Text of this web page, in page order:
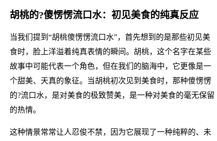
胡桃的?傻愣愣流口水：初见美食的纯真反应
当我们提到“胡桃傻愣愣流口水”，首先想到的是那些初见美
食时，脸上洋溢着纯真表情的瞬间。胡桃，这个名字在某些
故事中可能代表一个角色，但在我们的脑海中，它更像是一
个甜美、天真的象征。当胡桃初次见到美食时，那种傻愣愣
的?流口水，是对美食的极致赞美，是一种对美食的毫无保留
的热情。
这种情景常常让人忍俊不禁，因为它展现了一种纯粹的、未